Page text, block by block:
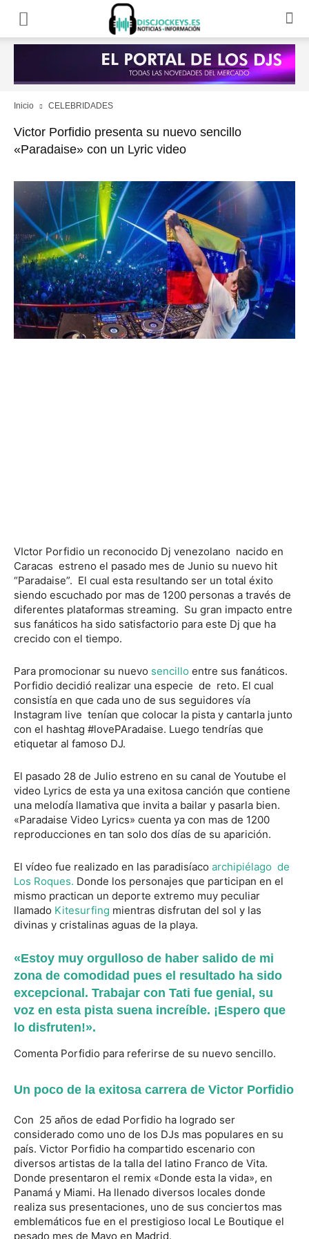
Inicio CELEBRIDADES
Victor Porfidio presenta su nuevo sencillo
«Paradaise» con un Lyric video
VIctor Porfidio un reconocido Dj venezolano nacido en
Caracas estreno el pasado mes de Junio su nuevo hit
“Paradaise”. El cual esta resultando ser un total éxito
siendo escuchado por mas de 1200 personas a través de
diferentes plataformas streaming. Su gran impacto entre
sus fanáticos ha sido satisfactorio para este Dj que ha
crecido con el tiempo.
Para promocionar su nuevo sencillo entre sus fanáticos.
Porfidio decidió realizar una especie de reto. El cual
consistía en que cada uno de sus seguidores vía
Instagram live tenían que colocar la pista y cantarla junto
con el hashtag #lovePAradaise. Luego tendrías que
etiquetar al famoso DJ.
El pasado 28 de Julio estreno en su canal de Youtube el
video Lyrics de esta ya una exitosa canción que contiene
una melodía llamativa que invita a bailar y pasarla bien.
«Paradaise Video Lyrics» cuenta ya con mas de 1200
reproducciones en tan solo dos días de su aparición.
El vídeo fue realizado en las paradisíaco archipiélago de
Los Roques. Donde los personajes que participan en el
mismo practican un deporte extremo muy peculiar
llamado Kitesurfing mientras disfrutan del sol y las
divinas y cristalinas aguas de la playa.
«Estoy muy orgulloso de haber salido de mi
zona de comodidad pues el resultado ha sido
excepcional. Trabajar con Tati fue genial, su
voz en esta pista suena increíble. ¡Espero que
lo disfruten!».
Comenta Porfidio para referirse de su nuevo sencillo.
Un poco de la exitosa carrera de Victor Porfidio
Con 25 años de edad Porfidio ha logrado ser
considerado como uno de los DJs mas populares en su
país. Victor Porfidio ha compartido escenario con
diversos artistas de la talla del latino Franco de Vita.
Donde presentaron el remix «Donde esta la vida», en
Panamá y Miami. Ha llenado diversos locales donde
realiza sus presentaciones, uno de sus conciertos mas
emblemáticos fue en el prestigioso local Le Boutique el
pesado mes de Mayo en Madrid.